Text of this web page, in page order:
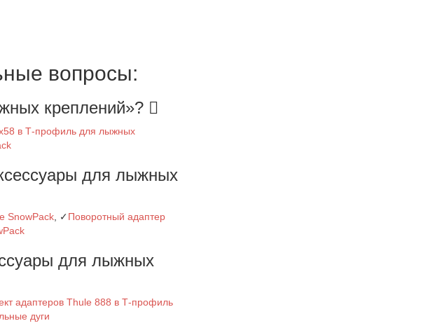
вопросы:
креплений»?
в Т-профиль для лыжных
для лыжных
SnowPack , ✓Поворотный адаптер
для лыжных
адаптеров Thule 888 в Т-профиль
дуги